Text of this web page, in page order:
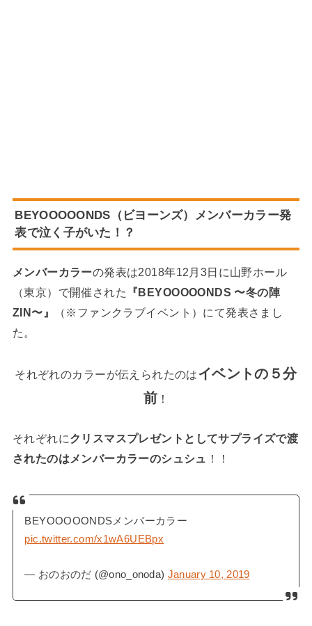
BEYOOOOONDS（ビヨーンズ）メンバーカラー発
表で泣く子がいた！？
メンバーカラーの発表は2018年12月3日に山野ホール
（東京）で開催された
『BEYOOOOONDS 〜冬の陣
ZIN〜』
（※ファンクラブイベント）にて発表さまし
た。
それぞれのカラーが伝えられたのはイベントの５分
前 ！
それぞれにクリスマスプレゼントとしてサプライズで渡
されたのはメンバーカラーのシュシュ ！！
BEYOOOOONDSメンバーカラー
pic.twitter.com/x1wA6UEBpx
— おのおのだ (@ono_onoda) January 10, 2019